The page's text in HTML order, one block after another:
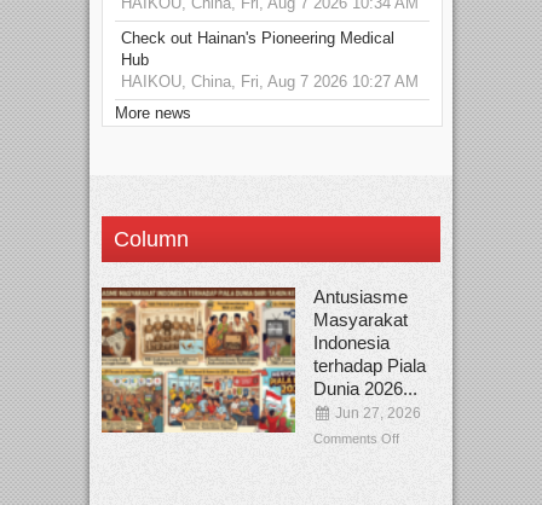
Check out Hainan's Pioneering Medical
Hub
HAIKOU, China, Fri, Aug 7 2026 10:27 AM
More news
Column
Antusiasme
Masyarakat
Indonesia
terhadap Piala
Dunia 2026...
Jun 27, 2026
Comments Off